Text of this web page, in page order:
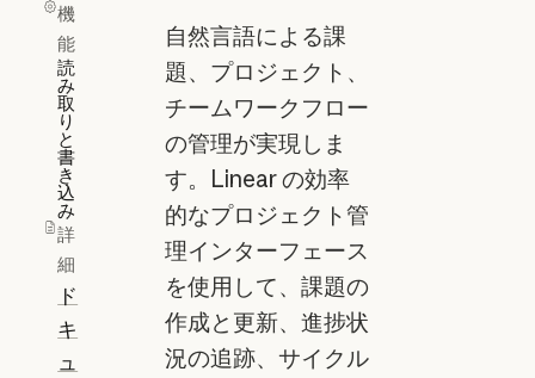
機
能
読
み
取
り
と
書
き
込
み
詳
細
ド
キ
ュ
自然言語による課
題、プロジェクト、
チームワークフロー
の管理が実現しま
す。Linear の効率
的なプロジェクト管
理インターフェース
を使用して、課題の
作成と更新、進捗状
況の追跡、サイクル